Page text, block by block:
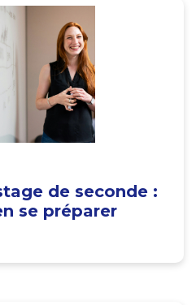
de seconde :
se préparer